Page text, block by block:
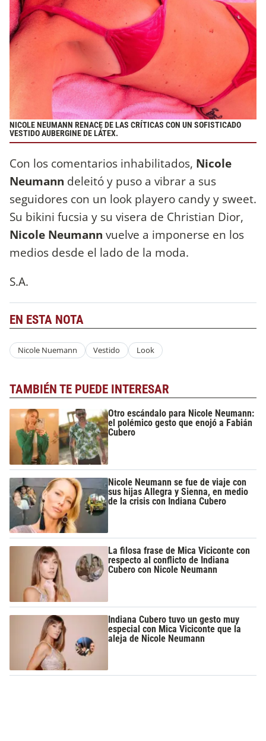
NICOLE NEUMANN RENACE DE LAS CRÍTICAS CON UN SOFISTICADO
VESTIDO AUBERGINE DE LÁTEX.
Con los comentarios inhabilitados, Nicole
Neumann deleitó y puso a vibrar a sus
seguidores con un look playero candy y sweet.
Su bikini fucsia y su visera de Christian Dior,
Nicole Neumann vuelve a imponerse en los
medios desde el lado de la moda.
S.A.
EN ESTA NOTA
Nicole Nuemann Vestido Look
TAMBIÉN TE PUEDE INTERESAR
Otro escándalo para Nicole Neumann:
el polémico gesto que enojó a Fabián
Cubero
Nicole Neumann se fue de viaje con
sus hijas Allegra y Sienna, en medio
de la crisis con Indiana Cubero
La filosa frase de Mica Viciconte con
respecto al conflicto de Indiana
Cubero con Nicole Neumann
Indiana Cubero tuvo un gesto muy
especial con Mica Viciconte que la
aleja de Nicole Neumann